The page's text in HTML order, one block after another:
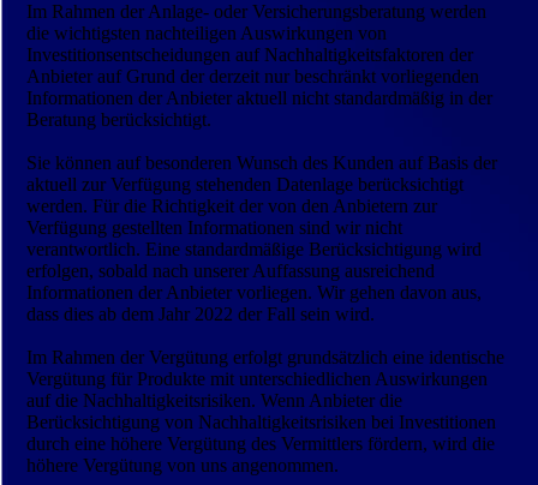
Im Rahmen der Anlage- oder Versicherungsberatung werden
die wichtigsten nachteiligen Auswirkungen von
Investitionsentscheidungen auf Nachhaltigkeitsfaktoren der
Anbieter auf Grund der derzeit nur beschränkt vorliegenden
Informationen der Anbieter aktuell nicht standardmäßig in der
Beratung berücksichtigt.
Sie können auf besonderen Wunsch des Kunden auf Basis der
aktuell zur Verfügung stehenden Datenlage berücksichtigt
werden. Für die Richtigkeit der von den Anbietern zur
Verfügung gestellten Informationen sind wir nicht
verantwortlich. Eine standardmäßige Berücksichtigung wird
erfolgen, sobald nach unserer Auffassung ausreichend
Informationen der Anbieter vorliegen. Wir gehen davon aus,
dass dies ab dem Jahr 2022 der Fall sein wird.
Im Rahmen der Vergütung erfolgt grundsätzlich eine identische
Vergütung für Produkte mit unterschiedlichen Auswirkungen
auf die Nachhaltigkeitsrisiken. Wenn Anbieter die
Berücksichtigung von Nachhaltigkeitsrisiken bei Investitionen
durch eine höhere Vergütung des Vermittlers fördern, wird die
höhere Vergütung von uns angenommen.